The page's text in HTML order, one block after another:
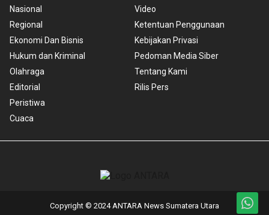
Nasional
Regional
Ekonomi Dan Bisnis
Hukum dan Kriminal
Olahraga
Editorial
Peristiwa
Cuaca
Video
Ketentuan Penggunaan
Kebijakan Privasi
Pedoman Media Siber
Tentang Kami
Rilis Pers
Copyright © 2024 ANTARA News Sumatera Utara